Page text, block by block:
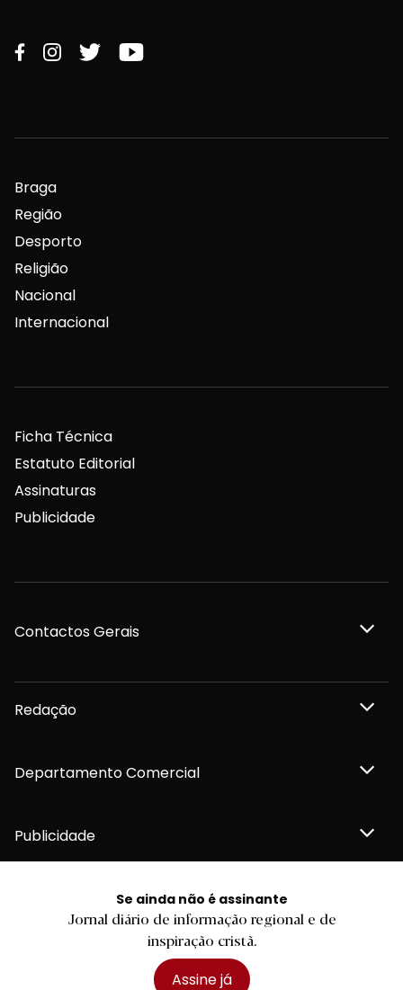
Se ainda não é assinante
Jornal diário de informação regional e de
inspiração cristã.
Assine já
Braga
Região
Desporto
Religião
Nacional
Internacional
Ficha Técnica
Estatuto Editorial
Assinaturas
Publicidade
Contactos Gerais
Redação
Departamento Comercial
Publicidade
Privacidade e Cookies
Declaração de compromisso FSC®
Política de Confidencialidade